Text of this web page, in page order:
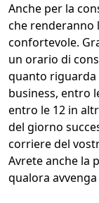
Anche per la
che renderanno
confortevole.
un orario di
quanto riguarda
business, entro
entro le 12 in
del giorno
corriere del
Avrete anche la
qualora